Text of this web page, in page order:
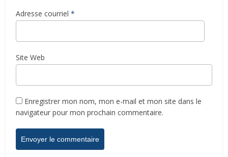
Adresse courriel *
Site Web
Enregistrer mon nom, mon e-mail et mon site dans le
navigateur pour mon prochain commentaire.